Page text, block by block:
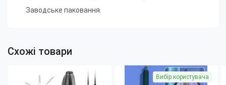
Заводське паковання.
Схожі товари
Вибір користувача